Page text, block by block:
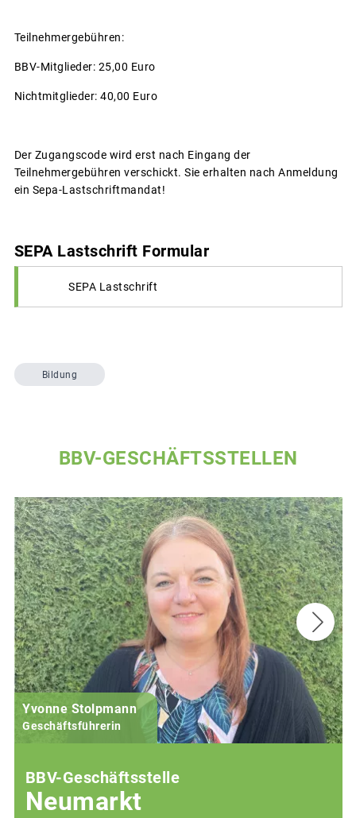
Teilnehmergebühren:
BBV-Mitglieder: 25,00 Euro
Nichtmitglieder: 40,00 Euro
Der Zugangscode wird erst nach Eingang der
Teilnehmergebühren verschickt. Sie erhalten nach Anmeldung
ein Sepa-Lastschriftmandat!
SEPA Lastschrift Formular
SEPA Lastschrift
Bildung
BBV-GESCHÄFTSSTELLEN
Yvonne Stolpmann
Geschäftsführerin
BBV-Geschäftsstelle
Neumarkt